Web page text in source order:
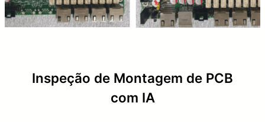
Inspeção de Montagem de PCB
com IA